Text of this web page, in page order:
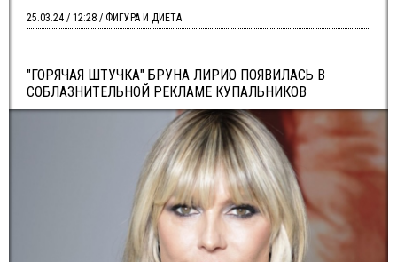
"ГОРЯЧАЯ ШТУЧКА" БРУНА ЛИРИО ПОЯВИЛАСЬ В
СОБЛАЗНИТЕЛЬНОЙ РЕКЛАМЕ КУПАЛЬНИКОВ
25.03.24 / 12:28 / ФИГУРА И ДИЕТА